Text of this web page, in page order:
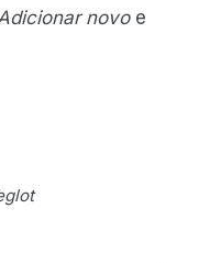
novoe